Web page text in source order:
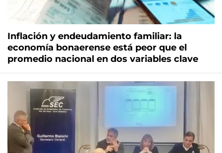
Inflación y endeudamiento familiar: la
economía bonaerense está peor que el
promedio nacional en dos variables clave